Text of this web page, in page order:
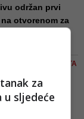
održan prvi
otvorenom za
tome da su primili
vakcine
LJUBIČASTI, A ŠTA
prvak u
uvodi
za
sljedeće